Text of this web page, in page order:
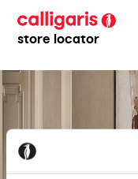
store locator